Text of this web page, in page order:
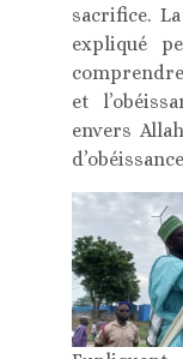
sacrifice.
expliqué
et
envers